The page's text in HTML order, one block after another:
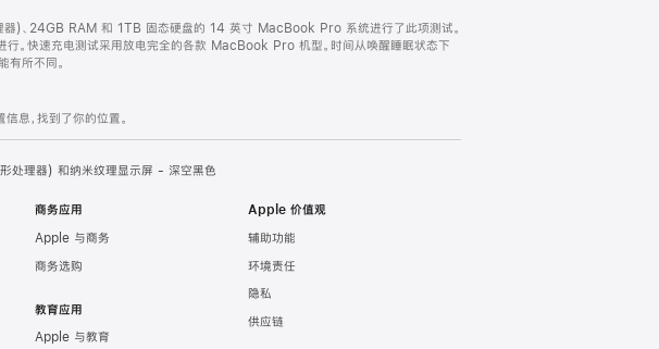
、24GB RAM 和 1TB 固态硬盘的 14 英寸 MacBook Pro 系统进行了此项测试。
速充电测试采用放电完全的各款 MacBook Pro 机型。时间从唤醒睡眠状态下
有所不同。
息，找到了你的位置。
理器) 和纳米纹理显示屏 - 深空黑色
商务应用
Apple 与商务
商务选购
教育应用
Apple 与教育
Apple 价值观
辅助功能
环境责任
隐私
供应链